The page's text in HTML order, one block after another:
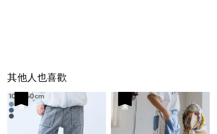
其他人也喜歡